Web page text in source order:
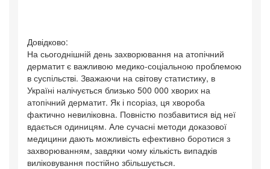
Довідково:
На сьогоднішній день захворювання на атопічний
дерматит є важливою медико-соціальною проблемою
в суспільстві. Зважаючи на світову статистику, в
Україні налічується близько 500 000 хворих на
атопічний дерматит. Як і псоріаз, ця хвороба
фактично невиліковна. Повністю позбавитися від неї
вдається одиницям. Але сучасні методи доказової
медицини дають можливість ефективно боротися з
захворюванням, завдяки чому кількість випадків
виліковування постійно збільшується.